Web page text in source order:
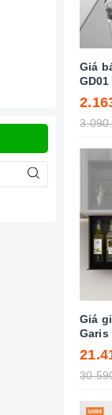
Giá
GD01
Giá
Garis